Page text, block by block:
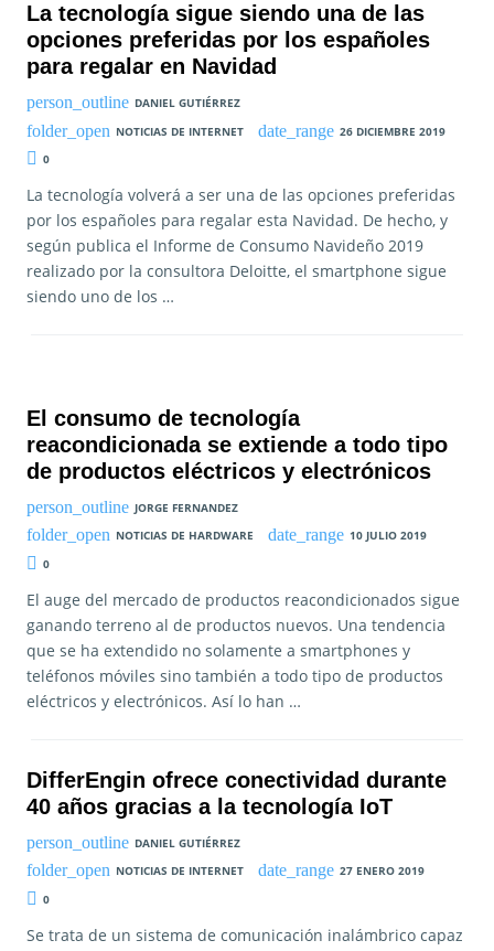
La tecnología sigue siendo una de las
opciones preferidas por los españoles
para regalar en Navidad
DANIEL GUTIÉRREZ
NOTICIAS DE INTERNET
26 DICIEMBRE 2019
0
La tecnología volverá a ser una de las opciones preferidas
por los españoles para regalar esta Navidad. De hecho, y
según publica el Informe de Consumo Navideño 2019
realizado por la consultora Deloitte, el smartphone sigue
siendo uno de los …
El consumo de tecnología
reacondicionada se extiende a todo tipo
de productos eléctricos y electrónicos
JORGE FERNANDEZ
NOTICIAS DE HARDWARE
10 JULIO 2019
0
El auge del mercado de productos reacondicionados sigue
ganando terreno al de productos nuevos. Una tendencia
que se ha extendido no solamente a smartphones y
teléfonos móviles sino también a todo tipo de productos
eléctricos y electrónicos. Así lo han …
DifferEngin ofrece conectividad durante
40 años gracias a la tecnología IoT
DANIEL GUTIÉRREZ
NOTICIAS DE INTERNET
27 ENERO 2019
0
Se trata de un sistema de comunicación inalámbrico capaz